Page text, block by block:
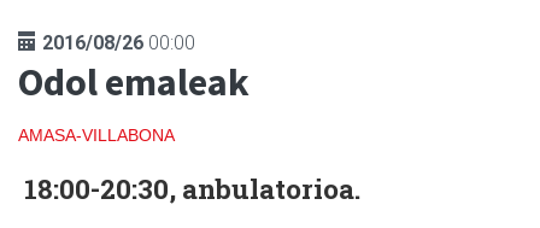
2016/08/26 00:00
Odol emaleak
AMASA-VILLABONA
18:00-20:30, anbulatorioa.